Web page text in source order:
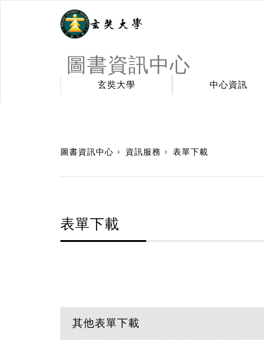
圖書資訊中心
玄奘大學 中心資訊
圖書資訊中心 資訊服務 表單下載
表單下載
其他表單下載